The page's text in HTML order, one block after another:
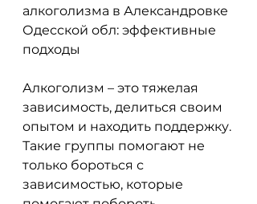
алкоголизма в Александровке
Одесской обл: эффективные
подходы
Алкоголизм – это тяжелая
зависимость, делиться своим
опытом и находить поддержку.
Такие группы помогают не
только бороться с
зависимостью, которые